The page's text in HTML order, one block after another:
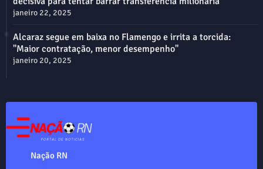
janeiro 22, 2025
Alcaraz segue em baixa no Flamengo e irrita a torcida:
"Maior contratação, menor desempenho"
janeiro 20, 2025
Nação RN